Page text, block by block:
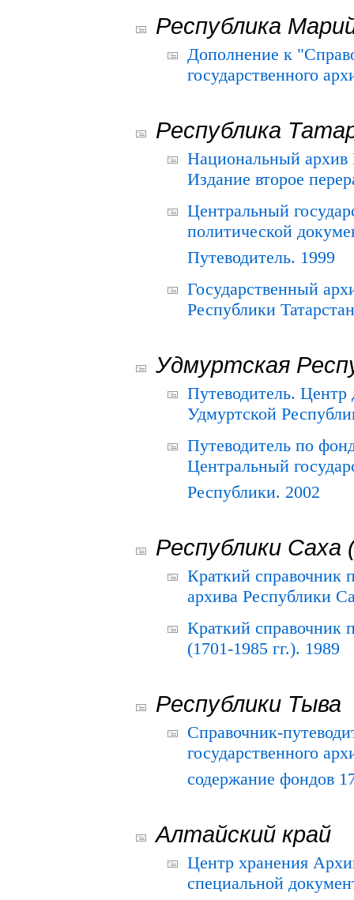
Республика
Дополнение к
государственного
Республика
Национальный архив
Издание второе
Центральный
политической
Путеводитель. 1999
Государственный
Республики
Удмуртская
Путеводитель.
Удмуртской
Путеводитель по
Центральный
Республики. 2002
Республики Саха
Краткий справочник
архива Республики
Краткий
(1701-1985 гг.). 1989
Республики Тыва
Справочник-
государственного
содержание фондов
Алтайский край
Центр хранения
специальной